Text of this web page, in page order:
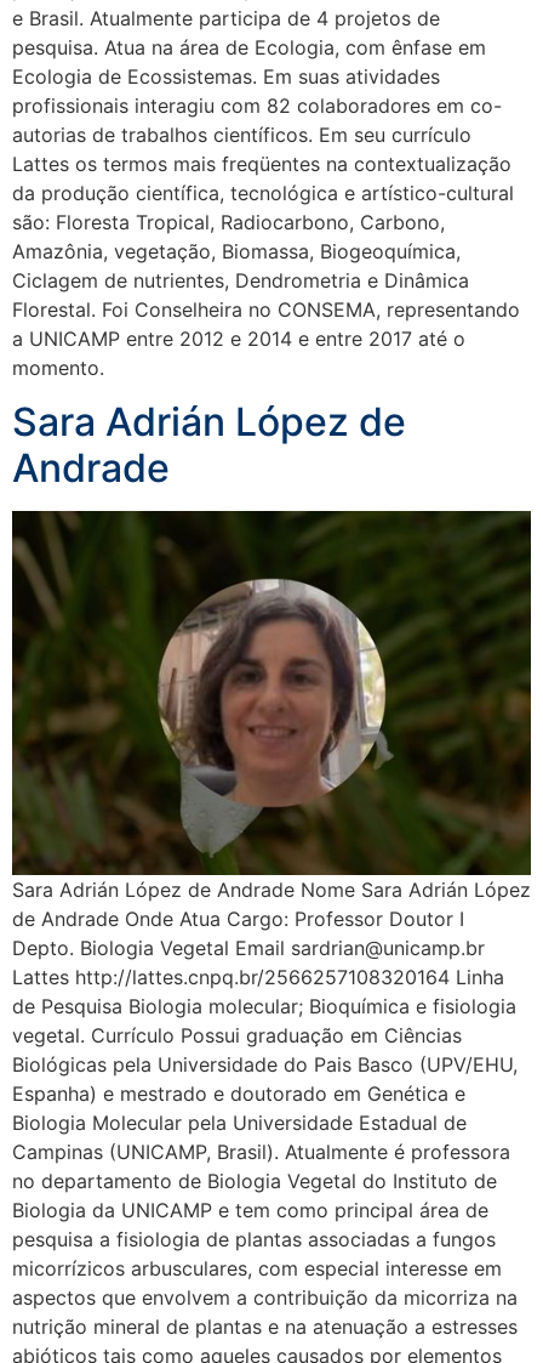
e Brasil. Atualmente participa de 4 projetos de
pesquisa. Atua na área de Ecologia, com ênfase em
Ecologia de Ecossistemas. Em suas atividades
profissionais interagiu com 82 colaboradores em co-
autorias de trabalhos científicos. Em seu currículo
Lattes os termos mais freqüentes na contextualização
da produção científica, tecnológica e artístico-cultural
são: Floresta Tropical, Radiocarbono, Carbono,
Amazônia, vegetação, Biomassa, Biogeoquímica,
Ciclagem de nutrientes, Dendrometria e Dinâmica
Florestal. Foi Conselheira no CONSEMA, representando
a UNICAMP entre 2012 e 2014 e entre 2017 até o
momento.
Sara Adrián López de
Andrade
Sara Adrián López de Andrade Nome Sara Adrián López
de Andrade Onde Atua Cargo: Professor Doutor I
Depto. Biologia Vegetal Email sardrian@unicamp.br
Lattes http://lattes.cnpq.br/2566257108320164 Linha
de Pesquisa Biologia molecular; Bioquímica e fisiologia
vegetal. Currículo Possui graduação em Ciências
Biológicas pela Universidade do Pais Basco (UPV/EHU,
Espanha) e mestrado e doutorado em Genética e
Biologia Molecular pela Universidade Estadual de
Campinas (UNICAMP, Brasil). Atualmente é professora
no departamento de Biologia Vegetal do Instituto de
Biologia da UNICAMP e tem como principal área de
pesquisa a fisiologia de plantas associadas a fungos
micorrízicos arbusculares, com especial interesse em
aspectos que envolvem a contribuição da micorriza na
nutrição mineral de plantas e na atenuação a estresses
abióticos tais como aqueles causados por elementos